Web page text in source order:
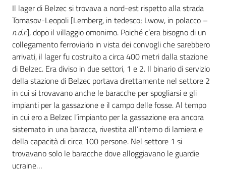
Assemblea
legislativa
Assemblea
Attività
Argomenti
Per i media
Il lager di Belzec si trovava a nord-est rispetto alla strada
Tomasov-Leopoli [Lemberg, in tedesco; Lwow, in polacco –
n.d.r.], dopo il villaggio omonimo. Poiché c’era bisogno di un
collegamento ferroviario in vista dei convogli che sarebbero
arrivati, il lager fu costruito a circa 400 metri dalla stazione
di Belzec. Era diviso in due settori, 1 e 2. Il binario di servizio
della stazione di Belzec portava direttamente nel settore 2
in cui si trovavano anche le baracche per spogliarsi e gli
impianti per la gassazione e il campo delle fosse. Al tempo
in cui ero a Belzec l’impianto per la gassazione era ancora
sistemato in una baracca, rivestita all’interno di lamiera e
della capacità di circa 100 persone. Nel settore 1 si
trovavano solo le baracche dove alloggiavano le guardie
ucraine…